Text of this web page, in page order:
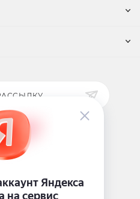
ВОПРОС
Магистральная д.8